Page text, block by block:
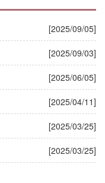
[2025/09/05]
[2025/09/03]
[2025/06/05]
[2025/04/11]
[2025/03/25]
[2025/03/25]